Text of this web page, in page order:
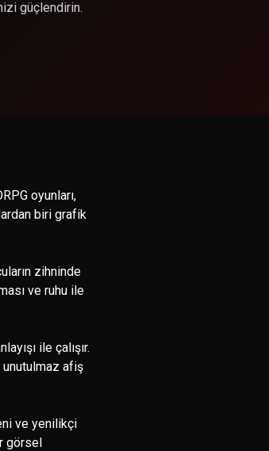
güçlendirin.
oyunları,
biri grafik
zihninde
ve ruhu ile
ile çalışır.
unutulmaz afiş
ve yenilikçi
görsel